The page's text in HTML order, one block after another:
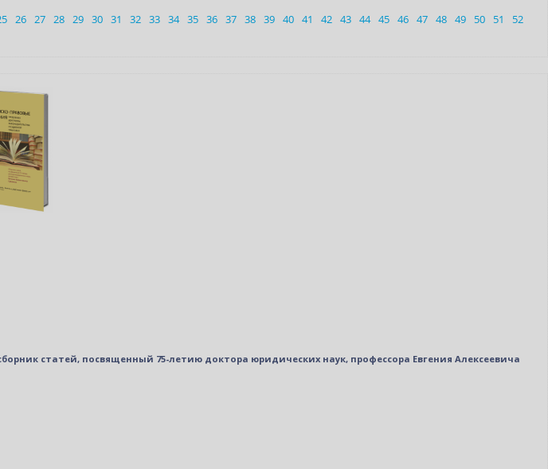
26 27 28 29 30 31 32 33 34 35 36 37 38 39 40 41 42 43 44 45 46 47 48 49 50 51
52
статей, посвященный 75-летию доктора юридических наук, профессора Евгения Алексеевича